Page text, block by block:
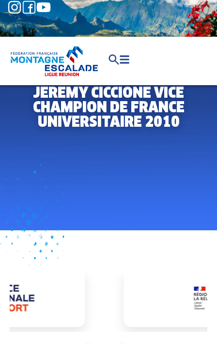
JEREMY CICCIONE VICE
CHAMPION DE FRANCE
UNIVERSITAIRE 2010